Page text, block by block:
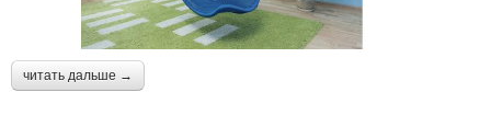
читать дальше →